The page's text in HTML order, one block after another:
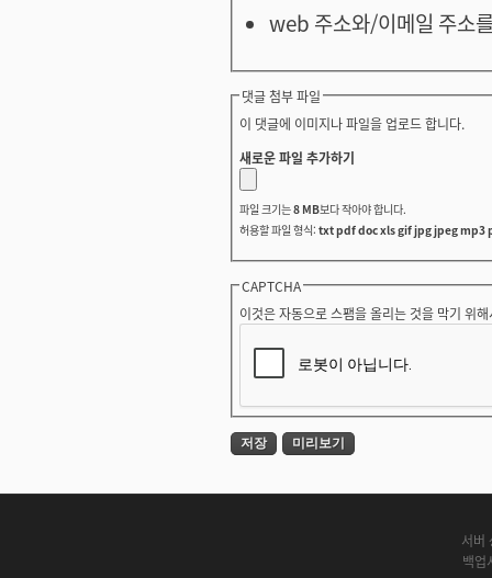
web 주소와/이메일 주소
댓글 첨부 파일
이 댓글에 이미지나 파일을 업로드 합니다.
새로운 파일 추가하기
파일 크기는8 MB보다 작아야 합니다.
허용할 파일 형식: txt pdf doc xls gif jpg jpeg mp3
CAPTCHA
이것은 자동으로 스팸을 올리는 것을 막기 위
서버
백업